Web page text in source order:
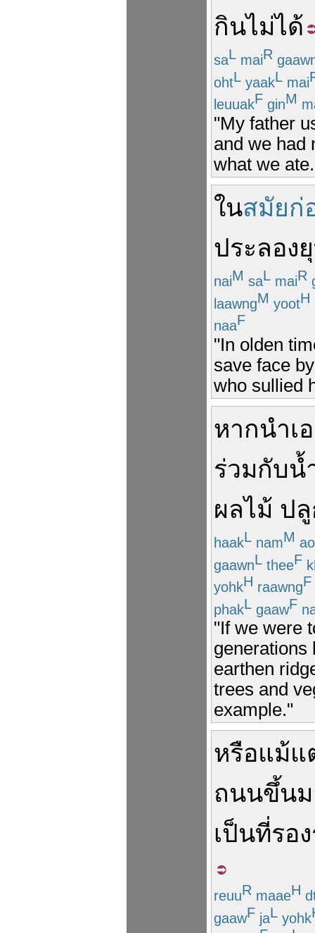
กินไม่ได้
saL maiR
ohtL yaakL mai
leuuakF ginM
"My father
and we had
what we
ในสมัยก่
ประลอง
naiM saL maiR
laawngM yootH
naaF
"In olden
save face
who sullied
หากนำเ
ร่วมกับน้
ผลไม้ ป
haakL namM ao
gaawnL theeF
yohkH raawngF
phakL gaawF
"If we were
generations
earthen
trees and
example."
หรือแม้แ
ถนนขึ้น
เป็นที่รอ
reuuR maaeH
gaawF jaL yohk